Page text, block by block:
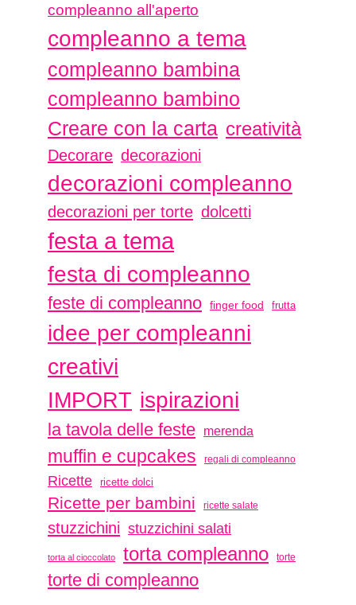
compleanno all'aperto
compleanno a tema
compleanno bambina
compleanno bambino
Creare con la carta creatività
Decorare decorazioni
decorazioni compleanno
decorazioni per torte dolcetti
festa a tema
festa di compleanno
feste di compleanno finger food frutta
idee per compleanni
creativi
IMPORT ispirazioni
la tavola delle feste merenda
muffin e cupcakes regali di compleanno
Ricette ricette dolci
Ricette per bambini ricette salate
stuzzichini stuzzichini salati
torta al cioccolato torta compleanno torte
torte di compleanno